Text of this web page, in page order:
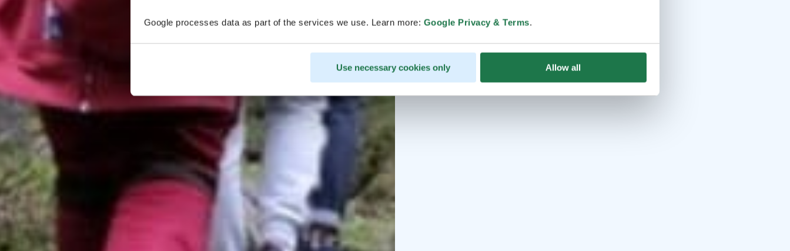
Google processes data as part of the services we use. Learn more: Google Privacy & Terms.
Use necessary cookies only Allow all